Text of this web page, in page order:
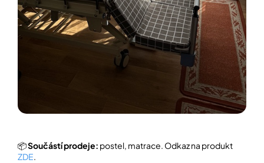
📦Součástí prodeje: postel, matrace. Odkaz na produkt
ZDE.